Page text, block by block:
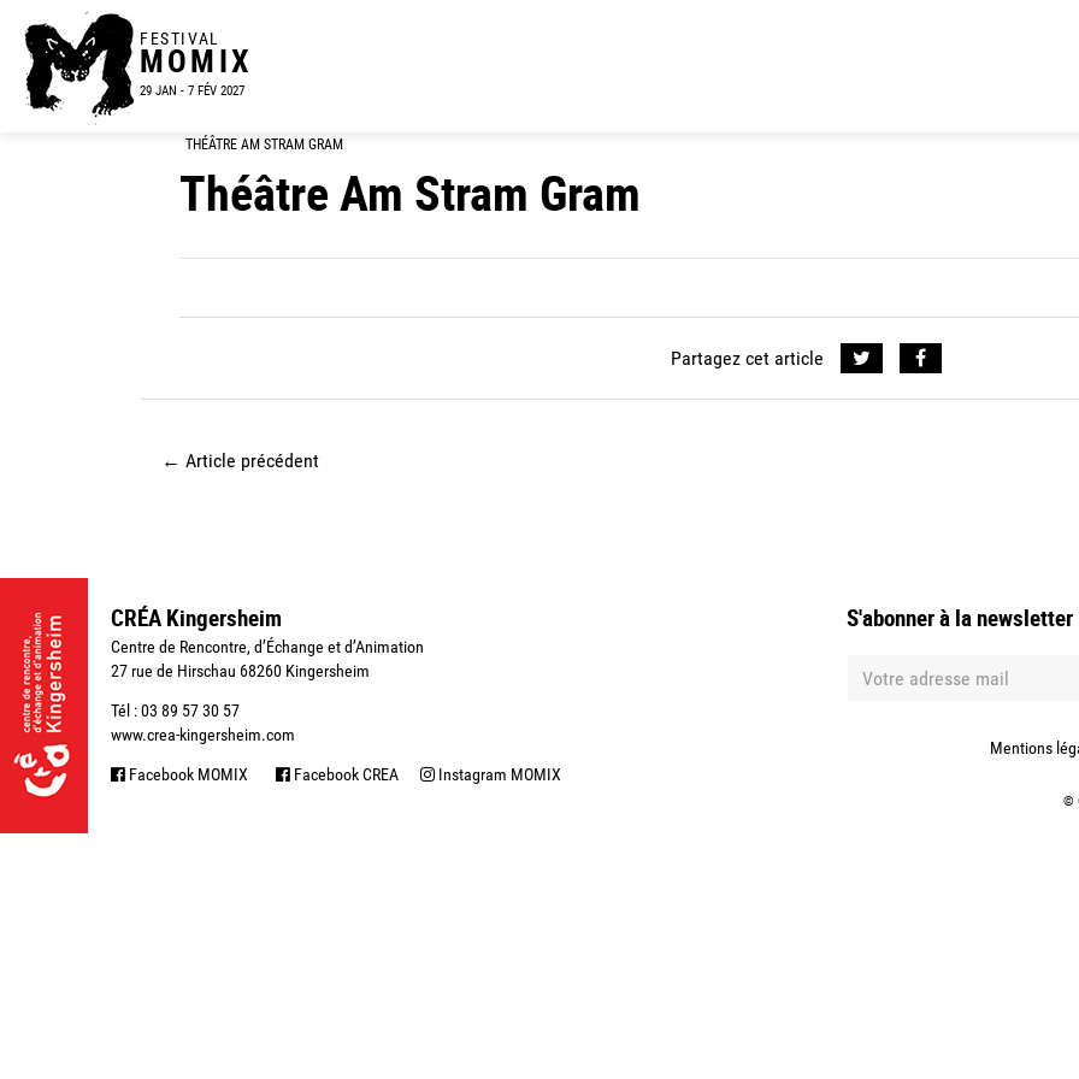
FESTIVAL
MOMIX
29 JAN - 7 FÉV 2027
THÉÂTRE AM STRAM GRAM
Théâtre Am Stram Gram
Partagez cet article
← Article précédent
CRÉA Kingersheim
Centre de Rencontre, d’Échange et d’Animation
27 rue de Hirschau 68260 Kingersheim
Tél : 03 89 57 30 57
www.crea-kingersheim.com
Facebook MOMIX Facebook CREA Instagram MOMIX
S'abonner à la newsletter
Mentions
©